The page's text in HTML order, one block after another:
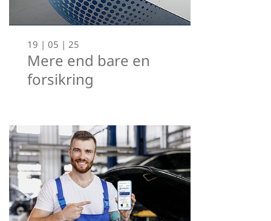
19 | 05 | 25
Mere end bare en
forsikring